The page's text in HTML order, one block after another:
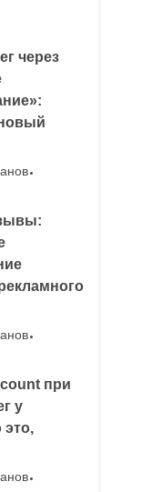
через
при
у
это,